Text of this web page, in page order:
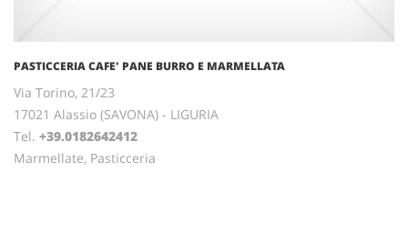
PASTICCERIA CAFE' PANE BURRO E MARMELLATA
Via Torino, 21/23
17021 Alassio (SAVONA) - LIGURIA
Tel. +39.0182642412
Marmellate, Pasticceria